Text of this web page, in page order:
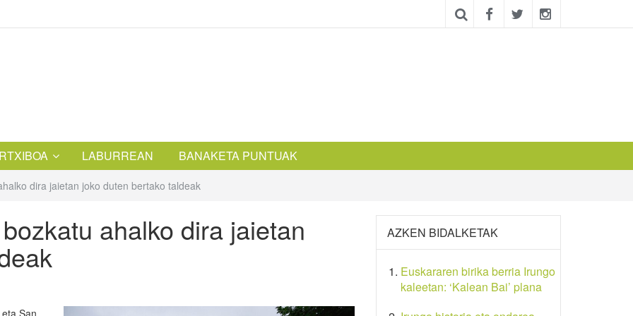
LABURREAN BANAKETA PUNTUAK
dira jaietan joko duten bertako taldeak
ahalko dira jaietan
San
AZKEN BIDALKETAK
Euskararen birika berria Irungo
kaleetan: ‘Kalean Bai’ plana